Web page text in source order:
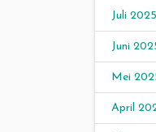
Juli 2025
Juni
Mei
April